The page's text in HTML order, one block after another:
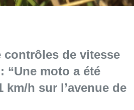
contrôles de vitesse
“Une moto a été
km/h sur l’avenue de